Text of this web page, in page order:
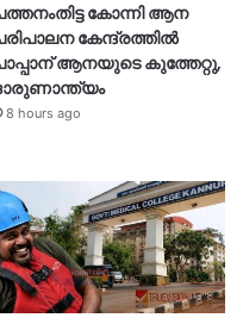
കോന്നി ആന
കേന്ദ്രത്തിൽ
ആനയുടെ കുത്തേറ്റു,
8 hours ago